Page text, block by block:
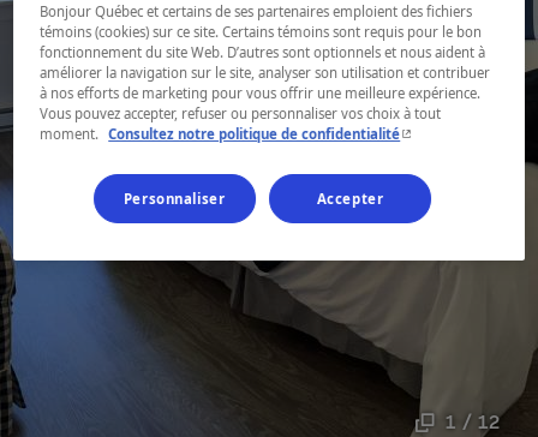
1 / 12
Bonjour Québec et certains de ses partenaires emploient des fichiers
témoins (cookies) sur ce site. Certains témoins sont requis pour le bon
fonctionnement du site Web. D’autres sont optionnels et nous aident à
améliorer la navigation sur le site, analyser son utilisation et contribuer
à nos efforts de marketing pour vous offrir une meilleure expérience.
Vous pouvez accepter, refuser ou personnaliser vos choix à tout
moment.
Consultez notre politique de confidentialité- Cet hyperlien
Personnaliser Accepter